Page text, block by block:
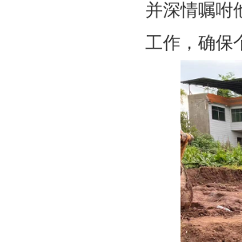
并深情嘱咐
工作，确保